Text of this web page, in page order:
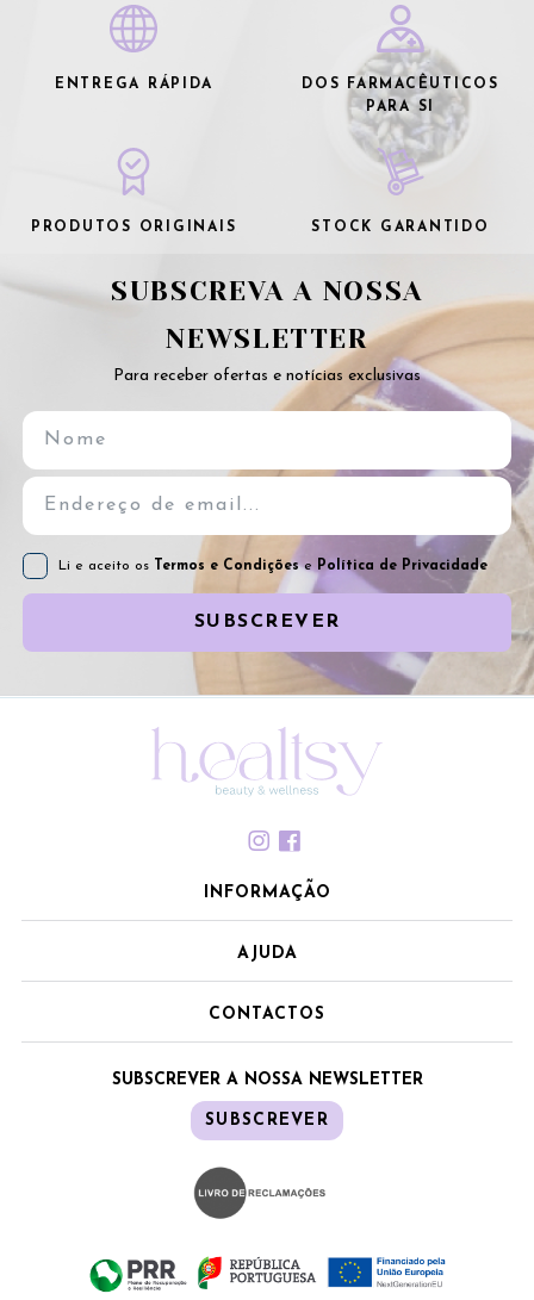
ENTREGA RÁPIDA
DOS FARMACÊUTICOS
PARA SI
PRODUTOS ORIGINAIS STOCK GARANTIDO
SUBSCREVA A NOSSA
NEWSLETTER
Para receber ofertas e notícias exclusivas
Li e aceito os Termos e Condiçõese Política de Privacidade
SUBSCREVER
INFORMAÇÃO
AJUDA
CONTACTOS
SUBSCREVER A NOSSA NEWSLETTER
SUBSCREVER